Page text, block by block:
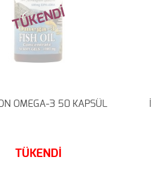
TÜKENDİ
OMEGA-3 50 KAPSÜL
TÜKENDİ